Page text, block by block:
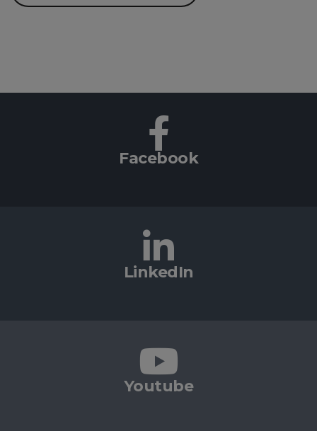
Facebook
LinkedIn
Youtube